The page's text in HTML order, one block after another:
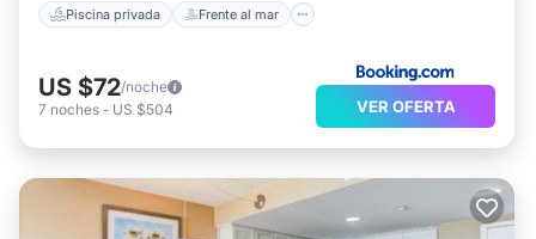
Piscina privada Frente al mar
US $72/noche
7 noches - US $504 VER OFERTA